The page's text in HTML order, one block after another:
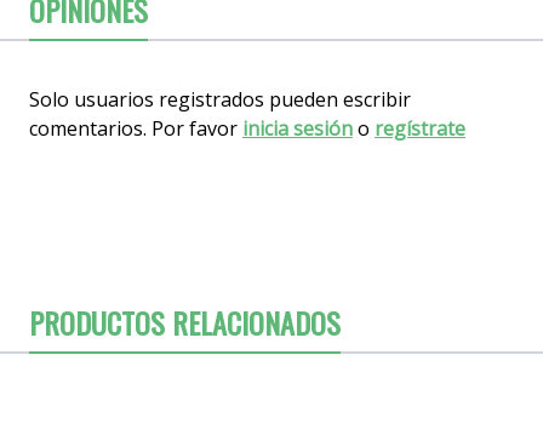
OPINIONES
Solo usuarios registrados pueden escribir
comentarios. Por favor inicia sesióno regístrate
PRODUCTOS RELACIONADOS